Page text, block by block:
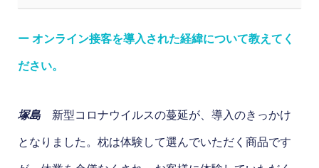
ー オンライン接客を導入された経緯について教えてく
ださい。
塚島新型コロナウイルスの蔓延が、導入のきっかけ
となりました。枕は体験して選んでいただく商品です